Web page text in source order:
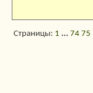
Страницы: 1 ...74 75